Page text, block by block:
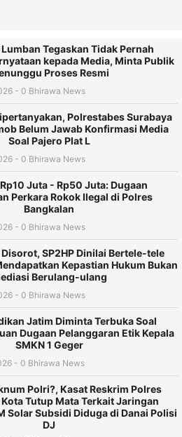
Tegaskan Tidak Pernah
kepada Media, Minta Publik
Proses Resmi
- 0 Bhirawa News
Polrestabes Surabaya
Belum Jawab Konfirmasi Media
Soal Pajero Plat L
- 0 Bhirawa News
Juta - Rp50 Juta: Dugaan
Perkara Rokok Ilegal di Polres
Bangkalan
- 0 Bhirawa News
SP2HP Dinilai Bertele-tele
Kepastian Hukum Bukan
Berulang-ulang
- 0 Bhirawa News
Jatim Diminta Terbuka Soal
Dugaan Pelanggaran Etik Kepala
SMKN 1 Geger
- 0 Bhirawa News
Polri?, Kasat Reskrim Polres
Tutup Mata Terkait Jaringan
Solar Subsidi Diduga di Danai Polisi
DJ